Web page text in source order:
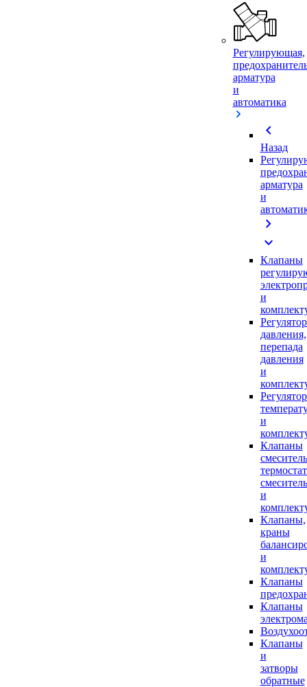
Регулирующая,
арматура
и
автоматика
chevron_left
Назад
арматура
и
chevron_right
expand_more
Клапаны
и
давления,
перепада
давления
и
и
Клапаны
и
Клапаны,
краны
и
Клапаны
Клапаны
Клапаны
и
затворы
обратные